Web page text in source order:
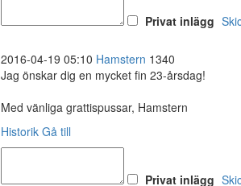
Privat inlägg
2016-04-19 05:10 Hamstern 1340
Jag önskar dig en mycket fin 23-årsdag!
Med vänliga grattispussar, Hamstern
Historik Gå till
Privat inlägg